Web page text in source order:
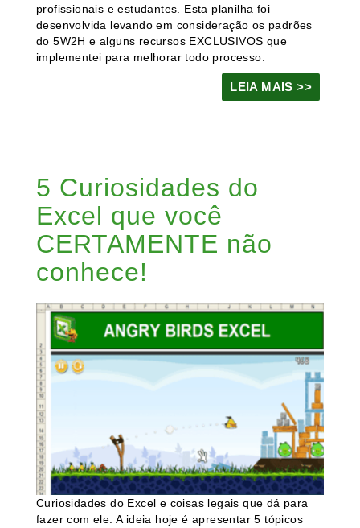
profissionais e estudantes. Esta planilha foi
desenvolvida levando em consideração os padrões
do 5W2H e alguns recursos EXCLUSIVOS que
implementei para melhorar todo processo.
LEIA MAIS >>
5 Curiosidades do
Excel que você
CERTAMENTE não
conhece!
Curiosidades do Excel e coisas legais que dá para
fazer com ele. A ideia hoje é apresentar 5 tópicos